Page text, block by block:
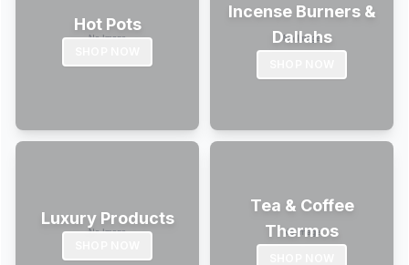
Hot Pots
Incense Burners &
Dallahs
Luxury Products
Tea & Coffee
Thermos